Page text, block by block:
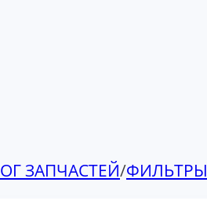
ЗАПЧАСТЕЙ/ФИЛЬТРЫ